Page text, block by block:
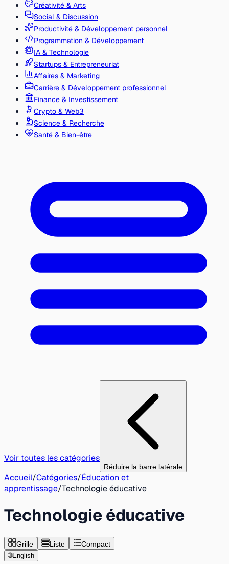
Créativité & Arts
Social & Discussion
Productivité & Développement personnel
Programmation & Développement
IA & Technologie
Startups & Entrepreneuriat
Affaires & Marketing
Carrière & Développement professionnel
Finance & Investissement
Crypto & Web3
Science & Recherche
Santé & Bien-être
Voir toutes les catégories
Réduire la barre latérale
Accueil/Catégories/Éducation et
apprentissage/Technologie éducative
Technologie éducative
Grille Liste Compact
🌐English